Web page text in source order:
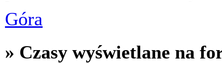
Góra
» Czasy wyświetlane na